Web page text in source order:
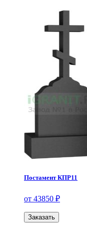
Постамент КПР11
от 43850 ₽
Заказать